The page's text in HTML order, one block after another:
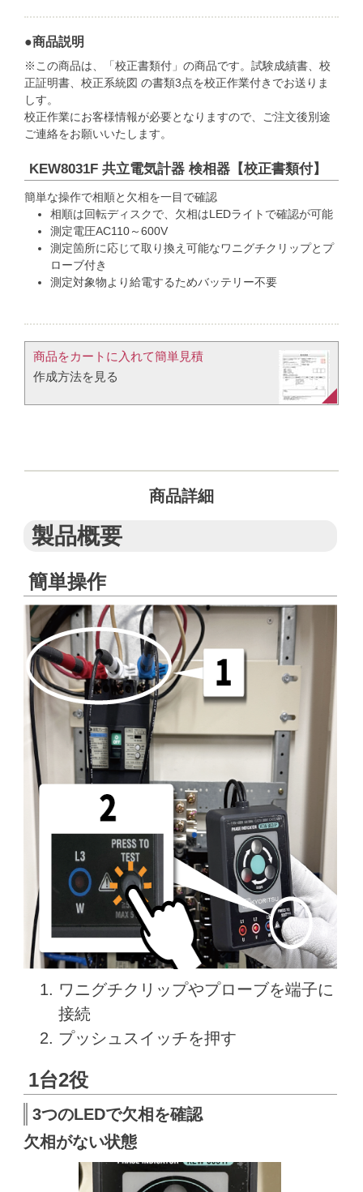
●商品説明
※この商品は、「校正書類付」の商品です。試験成績書、校
正証明書、校正系統図 の書類3点を校正作業付きでお送りま
しす。
校正作業にお客様情報が必要となりますので、ご注文後別途
ご連絡をお願いいたします。
KEW8031F 共立電気計器 検相器【校正書類付】
簡単な操作で相順と欠相を一目で確認
相順は回転ディスクで、欠相はLEDライトで確認が可能
測定電圧AC110～600V
測定箇所に応じて取り換え可能なワニグチクリップとプ
ローブ付き
測定対象物より給電するためバッテリー不要
商品をカートに入れて簡単見積​
作成方法を見る​​
商品詳細
製品概要
簡単操作
ワニグチクリップやプローブを端子に
接続
プッシュスイッチを押す
1台2役
3つのLEDで欠相を確認
欠相がない状態